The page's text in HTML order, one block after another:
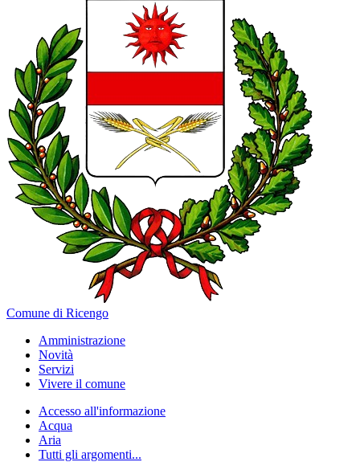
Comune di Ricengo
Amministrazione
Novità
Servizi
Vivere il comune
Accesso all'informazione
Acqua
Aria
Tutti gli argomenti...